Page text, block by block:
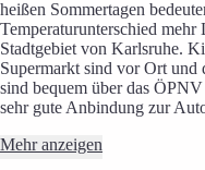
heißen Sommertagen
Temperaturunterschied
Stadtgebiet von Karlsruhe.
Supermarkt sind vor Ort
sind bequem über das
sehr gute Anbindung zur
Mehr anzeigen